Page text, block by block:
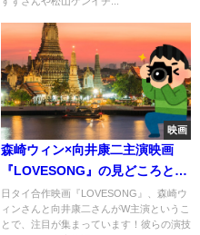
映画
森崎ウィン×向井康二主演映画
『LOVESONG』の見どころと
は？
日タイ合作映画『LOVESONG』、森崎ウ
ィンさんと向井康二さんがW主演というこ
とで、注目が集まっています！彼らの演技